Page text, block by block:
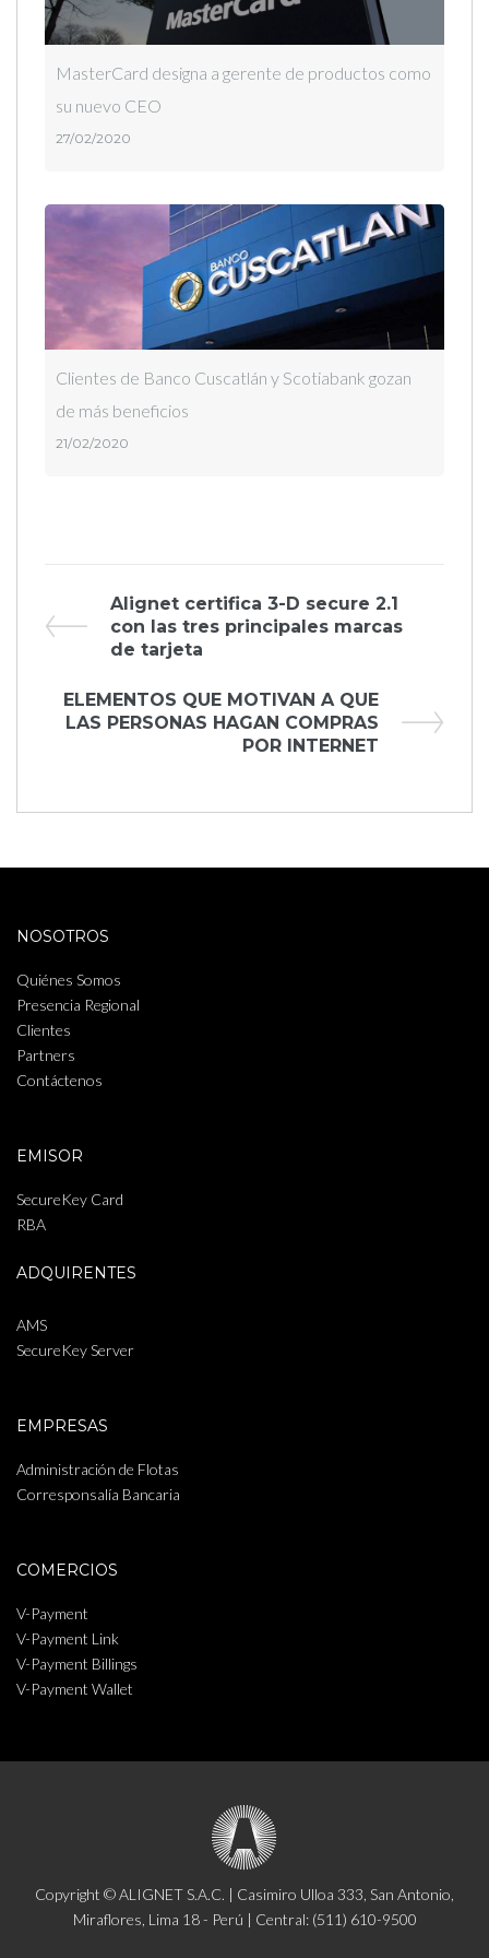
MasterCard designa a gerente de productos como
su nuevo CEO
27/02/2020
Clientes de Banco Cuscatlán y Scotiabank gozan
de más beneficios
21/02/2020
Navegación
entradas
Previous
Post
Alignet certifica 3-D secure 2.1
con las tres principales marcas
de tarjeta
Next
Post
ELEMENTOS QUE MOTIVAN A QUE
LAS PERSONAS HAGAN COMPRAS
POR INTERNET
NOSOTROS
Quiénes Somos
Presencia Regional
Clientes
Partners
Contáctenos
EMISOR
SecureKey Card
RBA
ADQUIRENTES
AMS
SecureKey Server
EMPRESAS
Administración de Flotas
Corresponsalía Bancaria
COMERCIOS
V-Payment
V-Payment Link
V-Payment Billings
V-Payment Wallet
Copyright © ALIGNET S.A.C. | Casimiro Ulloa 333, San Antonio,
Miraflores, Lima 18 - Perú | Central: (511) 610-9500